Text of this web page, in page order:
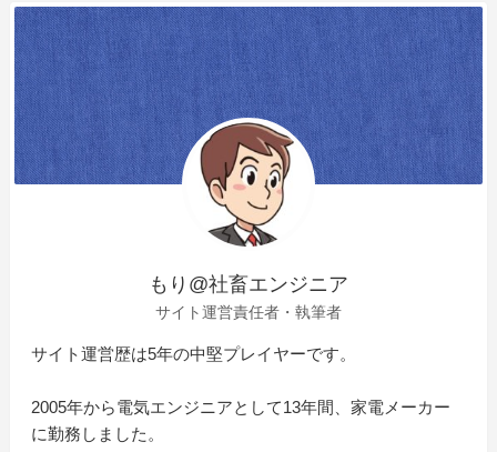
もり@社畜エンジニア
サイト運営責任者・執筆者
サイト運営歴は5年の中堅プレイヤーです。
2005年から電気エンジニアとして13年間、家電メーカー
に勤務しました。